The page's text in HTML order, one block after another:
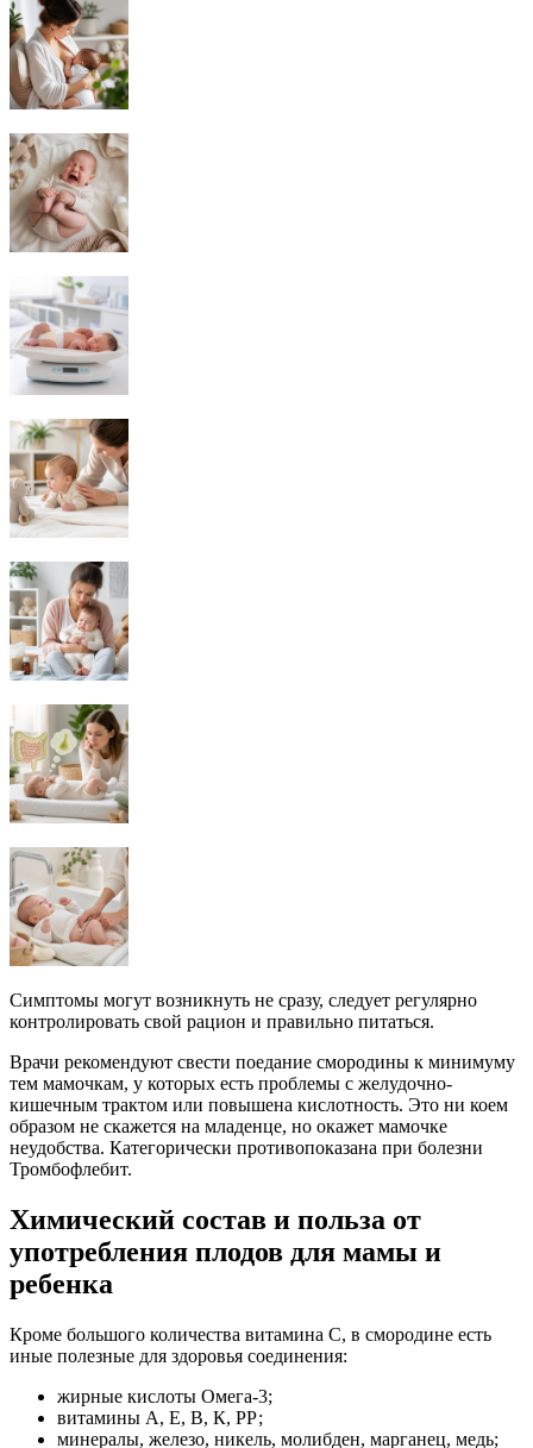
Симптомы могут возникнуть не сразу, следует регулярно
контролировать свой рацион и правильно питаться.
Врачи рекомендуют свести поедание смородины к минимуму
тем мамочкам, у которых есть проблемы с желудочно-
кишечным трактом или повышена кислотность. Это ни коем
образом не скажется на младенце, но окажет мамочке
неудобства. Категорически противопоказана при болезни
Тромбофлебит.
Химический состав и польза от
употребления плодов для мамы и
ребенка
Кроме большого количества витамина С, в смородине есть
иные полезные для здоровья соединения:
жирные кислоты Омега-3;
витамины А, Е, В, К, РР;
минералы, железо, никель, молибден, марганец, медь;